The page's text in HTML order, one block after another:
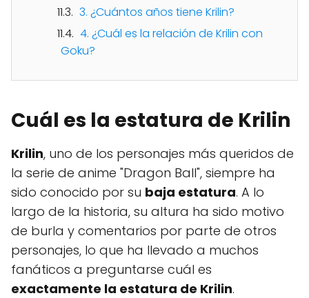
3. ¿Cuántos años tiene Krilin?
4. ¿Cuál es la relación de Krilin con
Goku?
Cuál es la estatura de Krilin
Krilin, uno de los personajes más queridos de
la serie de anime "Dragon Ball", siempre ha
sido conocido por su baja estatura. A lo
largo de la historia, su altura ha sido motivo
de burla y comentarios por parte de otros
personajes, lo que ha llevado a muchos
fanáticos a preguntarse cuál es
exactamente la estatura de Krilin.